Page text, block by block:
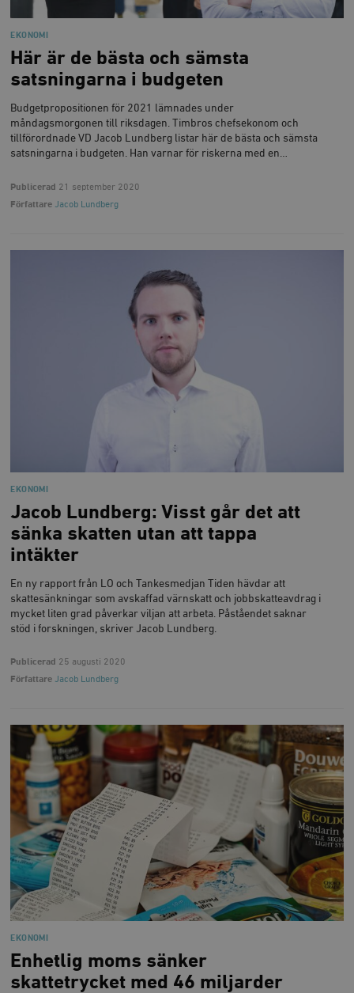
EKONOMI
Här är de bästa och sämsta
satsningarna i budgeten
Budgetpropositionen för 2021 lämnades under
måndagsmorgonen till riksdagen. Timbros chefsekonom och
tillförordnade VD Jacob Lundberg listar här de bästa och sämsta
satsningarna i budgeten. Han varnar för riskerna med en…
Publicerad 21 september 2020
Författare Jacob Lundberg
EKONOMI
Jacob Lundberg: Visst går det att
sänka skatten utan att tappa
intäkter
En ny rapport från LO och Tankesmedjan Tiden hävdar att
skattesänkningar som avskaffad värnskatt och jobbskatteavdrag i
mycket liten grad påverkar viljan att arbeta. Påståendet saknar
stöd i forskningen, skriver Jacob Lundberg.
Publicerad 25 augusti 2020
Författare Jacob Lundberg
EKONOMI
Enhetlig moms sänker
skattetrycket med 46 miljarder